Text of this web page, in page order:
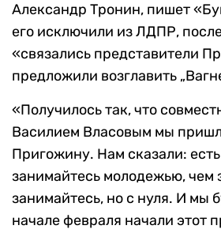
Александр Тронин, пишет
его исключили из ЛДПР,
«связались представители
предложили возглавить
«Получилось так, что
Василием Власовым мы
Пригожину. Нам сказали:
занимайтесь молодежью, чем
занимайтесь, но с нуля. И мы
начале февраля начали этот